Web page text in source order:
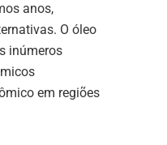
anos,
O óleo
inúmeros
em regiões